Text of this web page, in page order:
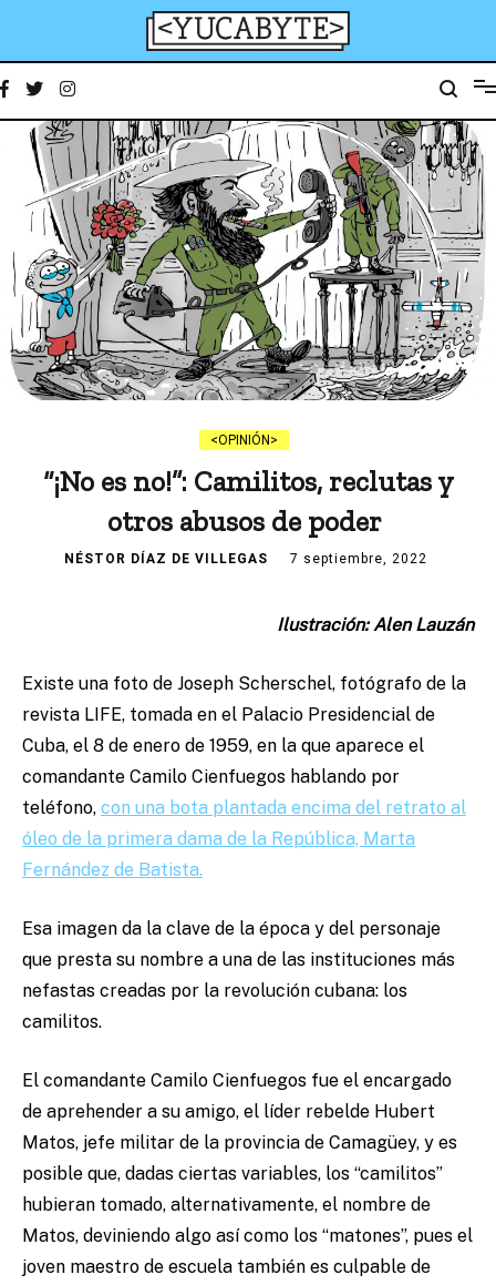
YucaByte
OPINIÓN
“¡No es no!”: Camilitos, reclutas y
otros abusos de poder
NÉSTOR DÍAZ DE VILLEGAS 7 septiembre, 2022
Ilustración: Alen Lauzán
Existe una foto de Joseph Scherschel, fotógrafo de la
revista LIFE, tomada en el Palacio Presidencial de
Cuba, el 8 de enero de 1959, en la que aparece el
comandante Camilo Cienfuegos hablando por
teléfono, con una bota plantada encima del retrato al
óleo de la primera dama de la República, Marta
Fernández de Batista.
Esa imagen da la clave de la época y del personaje
que presta su nombre a una de las instituciones más
nefastas creadas por la revolución cubana: los
camilitos.
El comandante Camilo Cienfuegos fue el encargado
de aprehender a su amigo, el líder rebelde Hubert
Matos, jefe militar de la provincia de Camagüey, y es
posible que, dadas ciertas variables, los “camilitos”
hubieran tomado, alternativamente, el nombre de
Matos, deviniendo algo así como los “matones”, pues el
joven maestro de escuela también es culpable de